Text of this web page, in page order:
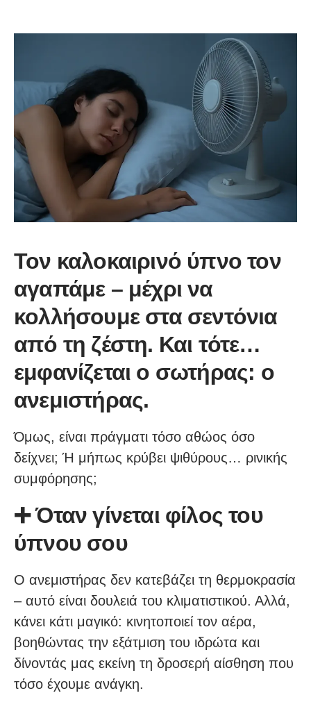
Τον καλοκαιρινό ύπνο τον
αγαπάμε – μέχρι να
κολλήσουμε στα σεντόνια
από τη ζέστη. Και τότε…
εμφανίζεται ο σωτήρας: ο
ανεμιστήρας.
Όμως, είναι πράγματι τόσο αθώος όσο
δείχνει; Ή μήπως κρύβει ψιθύρους… ρινικής
συμφόρησης;
➕ Όταν γίνεται φίλος του
ύπνου σου
Ο ανεμιστήρας δεν κατεβάζει τη θερμοκρασία
– αυτό είναι δουλειά του κλιματιστικού. Αλλά,
κάνει κάτι μαγικό: κινητοποιεί τον αέρα,
βοηθώντας την εξάτμιση του ιδρώτα και
δίνοντάς μας εκείνη τη δροσερή αίσθηση που
τόσο έχουμε ανάγκη.